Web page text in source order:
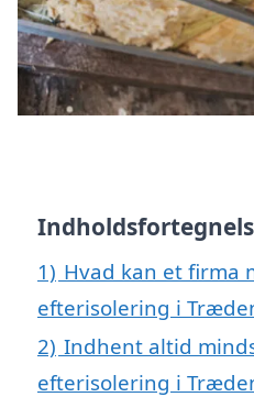
1) Hvad kan et firma
efterisolering i
2) Indhent altid
efterisolering i